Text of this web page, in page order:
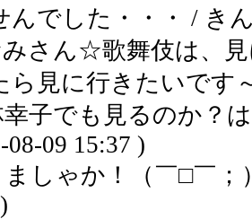
んでした・・・ / き
さん☆歌舞伎は、
ら見に行きたいです
幸子でも見るのか？
08-09 15:37 )
ましゃか！（￣□￣